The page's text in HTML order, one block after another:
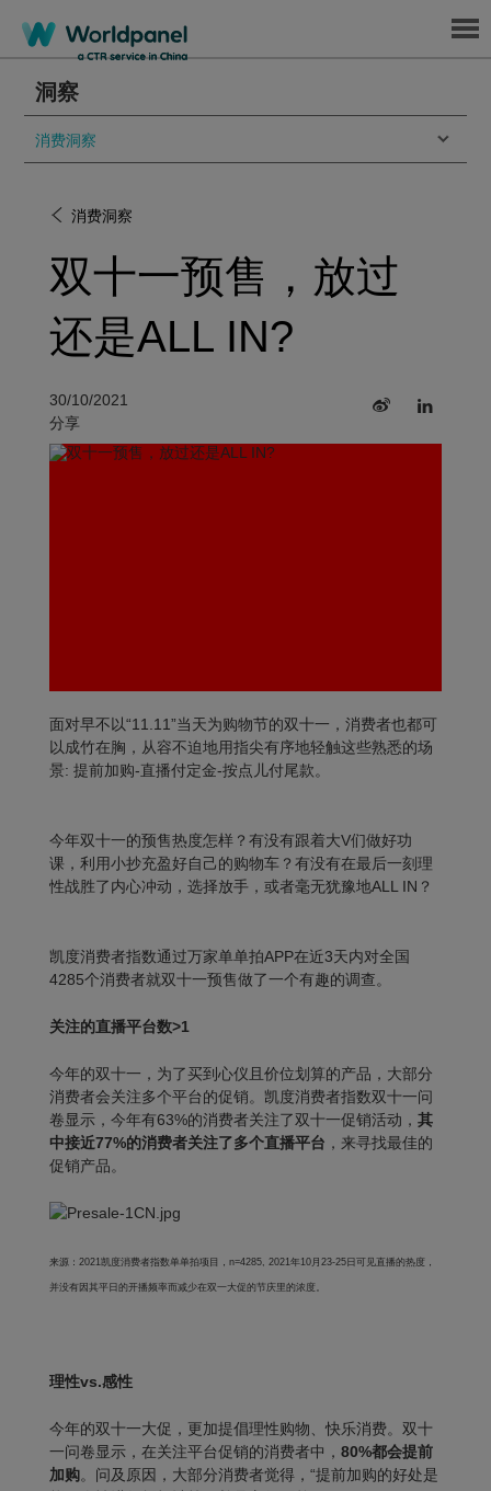
Menu
洞察
消费洞察
消费洞察
双十一预售，放过
还是ALL IN?
30/10/2021
分享
面对早不以“11.11”当天为购物节的双十一，消费者也都可
以成竹在胸，从容不迫地用指尖有序地轻触这些熟悉的场
景: 提前加购-直播付定金-按点儿付尾款。
今年双十一的预售热度怎样？有没有跟着大V们做好功
课，利用小抄充盈好自己的购物车？有没有在最后一刻理
性战胜了内心冲动，选择放手，或者毫无犹豫地ALL IN？
凯度消费者指数通过万家单单拍APP在近3天内对全国
4285个消费者就双十一预售做了一个有趣的调查。
关注的直播平台数>1
今年的双十一，为了买到心仪且价位划算的产品，大部分
消费者会关注多个平台的促销。凯度消费者指数双十一问
卷显示，今年有63%的消费者关注了双十一促销活动， 其
中接近77%的消费者关注了多个直播平台 ，来寻找最佳的
促销产品。
来源：2021凯度消费者指数单单拍项目，n=4285, 2021年10月23-25日可见直播的热度，
并没有因其平日的开播频率而减少在双一大促的节庆里的浓度。
理性vs.感性
今年的双十一大促，更加提倡理性购物、快乐消费。双十
一问卷显示，在关注平台促销的消费者中， 80%都会提前
加购。问及原因，大部分消费者觉得，“提前加购的好处是